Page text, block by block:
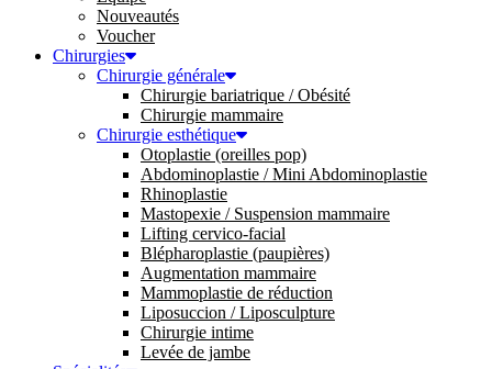
Nouveautés
Voucher
Chirurgies
Chirurgie générale
Chirurgie bariatrique / Obésité
Chirurgie mammaire
Chirurgie esthétique
Otoplastie (oreilles pop)
Abdominoplastie / Mini Abdominoplastie
Rhinoplastie
Mastopexie / Suspension mammaire
Lifting cervico-facial
Blépharoplastie (paupières)
Augmentation mammaire
Mammoplastie de réduction
Liposuccion / Liposculpture
Chirurgie intime
Levée de jambe